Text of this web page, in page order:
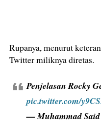
Rupanya, menurut
Twitter miliknya diretas.
Penjelasan Rocky
pic.twitter.com/
— Muhammad